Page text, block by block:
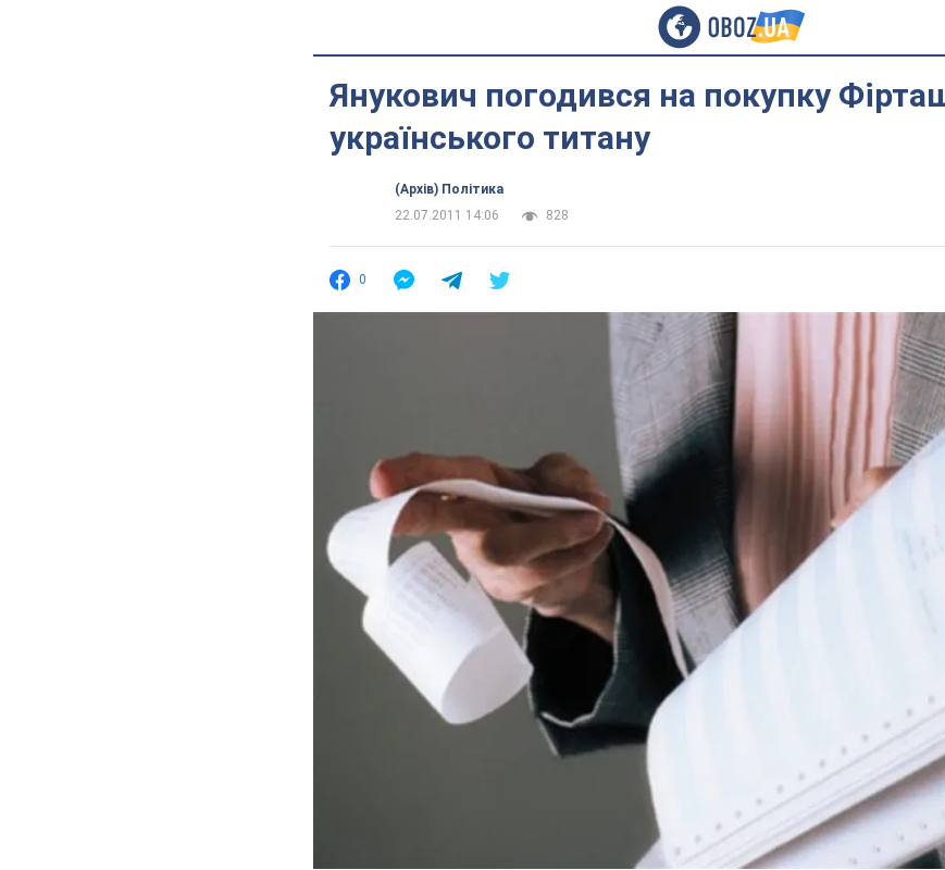
Янукович погодився на покупку
українського титану
(Архів) Політика
22.07.2011 14:06
828
0